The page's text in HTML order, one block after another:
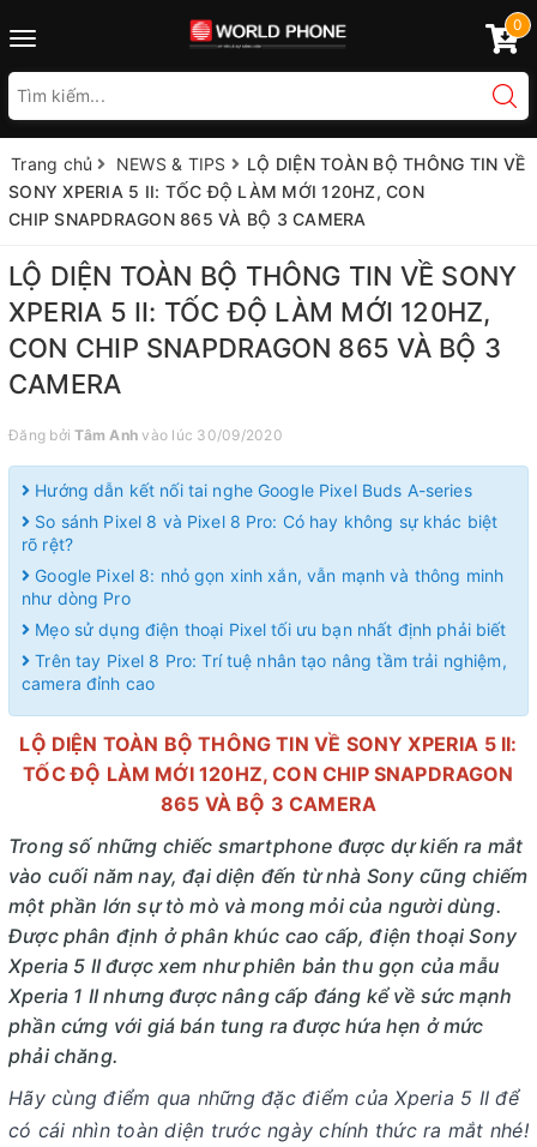
Toggle
0
Trang chủ NEWS & TIPS
LỘ DIỆN TOÀN BỘ THÔNG TIN VỀ
SONY XPERIA 5 II: TỐC ĐỘ LÀM MỚI 120HZ, CON
CHIP SNAPDRAGON 865 VÀ BỘ 3 CAMERA
LỘ DIỆN TOÀN BỘ THÔNG TIN VỀ SONY
XPERIA 5 II: TỐC ĐỘ LÀM MỚI 120HZ,
CON CHIP SNAPDRAGON 865 VÀ BỘ 3
CAMERA
Đăng bởiTâm Anh vào lúc 30/09/2020
Hướng dẫn kết nối tai nghe Google Pixel Buds A-series
So sánh Pixel 8 và Pixel 8 Pro: Có hay không sự khác biệt
rõ rệt?
Google Pixel 8: nhỏ gọn xinh xắn, vẫn mạnh và thông minh
như dòng Pro
Mẹo sử dụng điện thoại Pixel tối ưu bạn nhất định phải biết
Trên tay Pixel 8 Pro: Trí tuệ nhân tạo nâng tầm trải nghiệm,
camera đỉnh cao
LỘ DIỆN TOÀN BỘ THÔNG TIN VỀ SONY XPERIA 5 II:
TỐC ĐỘ LÀM MỚI 120HZ, CON CHIP SNAPDRAGON
865 VÀ BỘ 3 CAMERA
Trong số những chiếc smartphone được dự kiến ra mắt
vào cuối năm nay, đại diện đến từ nhà Sony cũng chiếm
một phần lớn sự tò mò và mong mỏi của người dùng.
Được phân định ở phân khúc cao cấp, điện thoại Sony
Xperia 5 II được xem như phiên bản thu gọn của mẫu
Xperia 1 II nhưng được nâng cấp đáng kể về sức mạnh
phần cứng với giá bán tung ra được hứa hẹn ở mức
phải chăng.
Hãy cùng điểm qua những đặc điểm của Xperia 5 II để
có cái nhìn toàn diện trước ngày chính thức ra mắt nhé!